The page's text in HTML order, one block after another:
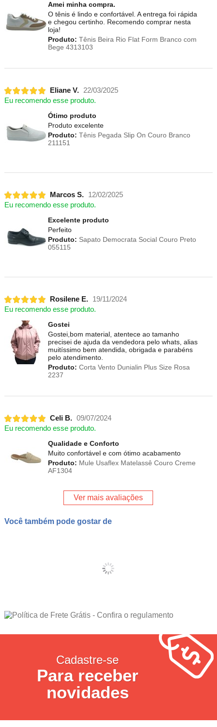
Amei minha compra.
O tênis é lindo e confortável. A entrega foi rápida
e chegou certinho. Recomendo comprar nesta
loja!
Produto: Tênis Beira Rio Flat Form Branco com
Bege 4313103
Eliane V.
22/03/2025
Eu recomendo esse produto.
Ótimo produto
Produto excelente
Produto: Tênis Pegada Slip On Couro Branco
211151
Marcos S.
12/02/2025
Eu recomendo esse produto.
Excelente produto
Perfeito
Produto: Sapato Democrata Social Couro Preto
055115
Rosilene E.
19/11/2024
Eu recomendo esse produto.
Gostei
Gostei,bom material, atentece ao tamanho
precisei de ajuda da vendedora pelo whats, alias
muitíssimo bem atendida, obrigada e parabéns
pelo atendimento.
Produto: Corta Vento Dunialin Plus Size Rosa
2237
Celi B. 09/07/2024
Eu recomendo esse produto.
Qualidade e Conforto
Muito confortável e com ótimo acabamento
Produto: Mule Usaflex Matelassê Couro Creme
AF1304
Ver mais avaliações
Você também pode gostar de
Cadastre-se
Para receber
novidades